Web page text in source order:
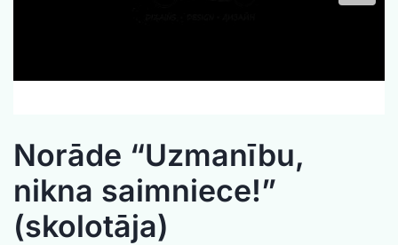
Norāde “Uzmanību,
nikna saimniece!”
(skolotāja)